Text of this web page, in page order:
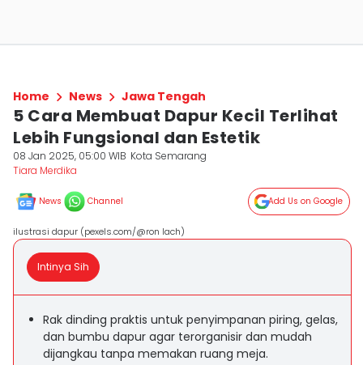
Home News Jawa Tengah
5 Cara Membuat Dapur Kecil Terlihat
Lebih Fungsional dan Estetik
08 Jan 2025, 05:00 WIB Kota Semarang
Tiara Merdika
News Channel Add Us on Google
ilustrasi dapur (pexels.com/@ron lach)
Intinya Sih
Rak dinding praktis untuk penyimpanan piring, gelas,
dan bumbu dapur agar terorganisir dan mudah
dijangkau tanpa memakan ruang meja.